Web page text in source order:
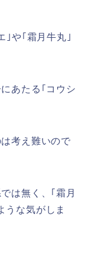
｣や｢霜月牛丸｣
あたる｢コウシ
考え難いので
は無く、｢霜月
うな気がしま